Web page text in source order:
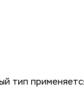
тип